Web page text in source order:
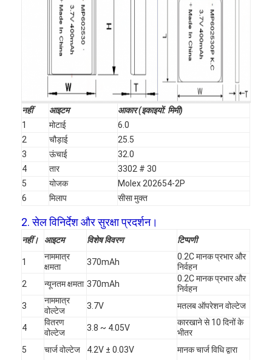
नहीं आइटम
आकार (इकाइयों: मिमी)
1
मोटाई
6.0
2
चौड़ाई
25.5
3
ऊंचाई
32.0
4
तार
3302 # 30
5
योजक
Molex 202654-2P
6
मिलाप सीसा मुक्त
2. सेल विनिर्देश और सुरक्षा प्रदर्शन।
नहीं। आइटम विशेष विवरण टिप्पणी
1
नाममात्र
क्षमता
370mAh
0.2C मानक प्रभार और
निर्वहन
2
न्यूनतम क्षमता 370mAh
0.2C मानक प्रभार और
निर्वहन
3
नाममात्र
वोल्टेज
3.7V मतलब ऑपरेशन वोल्टेज
4
वितरण
वोल्टेज
3.8 ~ 4.05V
कारखाने से 10 दिनों के
भीतर
5
चार्ज वोल्टेज 4.2V ± 0.03V मानक चार्ज विधि द्वारा